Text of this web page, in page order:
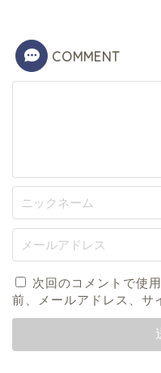
COMMENT
次回のコメントで使
前、メールアドレス、サ